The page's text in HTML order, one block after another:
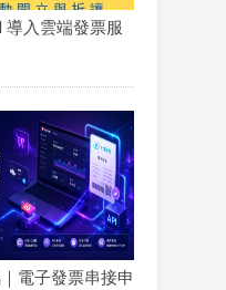
導入雲端發票服
電子發票串接申